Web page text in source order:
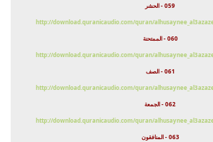
059 - الحشر
http://download.quranicaudio.com/quran/
060 - الممتحنة
http://download.quranicaudio.com/quran/
061 - الصف
http://download.quranicaudio.com/quran/
062 - الجمعة
http://download.quranicaudio.com/quran/
063 - المنافقون